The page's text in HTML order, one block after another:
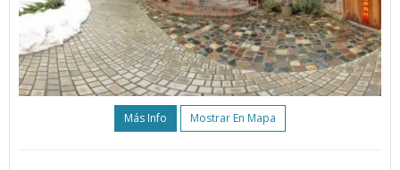
Más Info Mostrar En Mapa